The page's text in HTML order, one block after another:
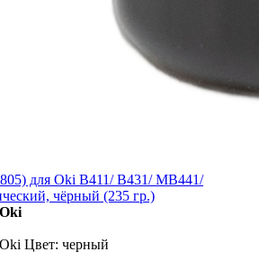
для Oki B411/ B431/ MB441/
чёрный (235 гр.)
Oki
Цвет: черный